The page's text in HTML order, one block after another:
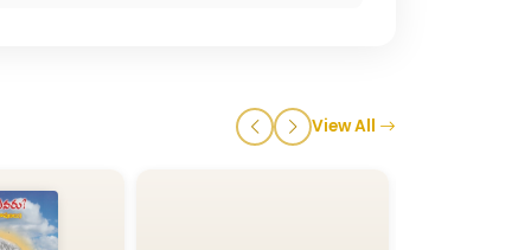
View All